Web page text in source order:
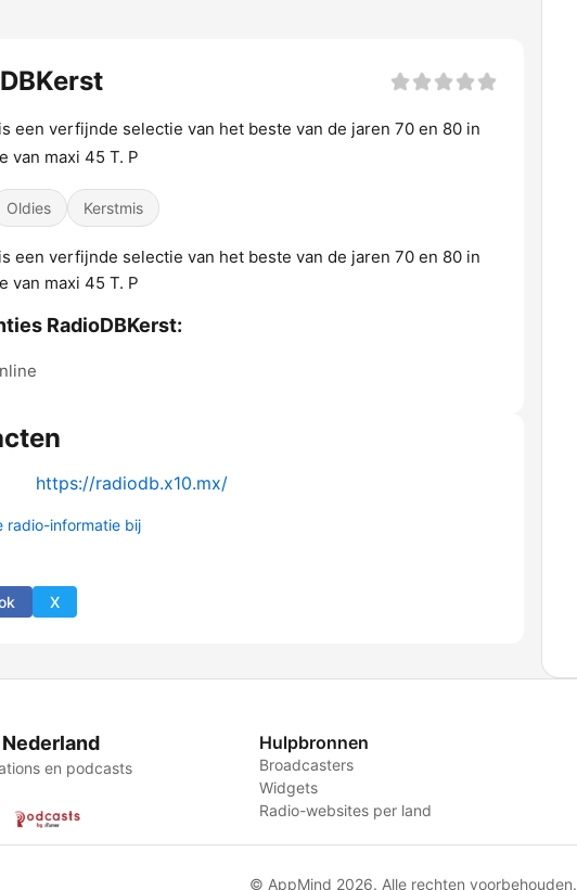
een verfijnde selectie van het beste van de jaren 70 en 80 in
van maxi 45 T. P
Oldies Kerstmis
een verfijnde selectie van het beste van de jaren 70 en 80 in
van maxi 45 T. P
RadioDBKerst:
https://radiodb.x10.mx/
radio-informatie bij
X
Nederland
en podcasts
Hulpbronnen
Broadcasters
Widgets
Radio-websites per land
© AppMind 2026. Alle rechten voorbehouden.